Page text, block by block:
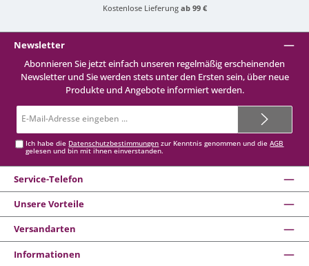
Kostenlose Lieferung ab 99 €
Newsletter
Abonnieren Sie jetzt einfach unseren regelmäßig erscheinenden
Newsletter und Sie werden stets unter den Ersten sein, über neue
Produkte und Angebote informiert werden.
Mail-
Ich habe die Datenschutzbestimmungen zur Kenntnis genommen und dieAGB
gelesen und bin mit ihnen einverstanden.
Service-Telefon
Unsere Vorteile
Versandarten
Informationen